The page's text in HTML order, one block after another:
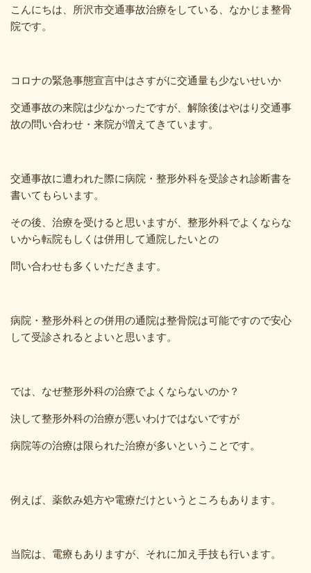
こんにちは、所沢市交通事故治療をしている、なかじま整骨
院です。
コロナの緊急事態宣言中はさすがに交通量も少ないせいか
交通事故の来院は少なかったですが、解除後はやはり交通事
故の問い合わせ・来院が増えてきています。
交通事故に遭われた際に病院・整形外科を受診され診断書を
書いてもらいます。
その後、治療を受けると思いますが、整形外科でよくならな
いから転院もしくは併用して通院したいとの
問い合わせも多くいただきます。
病院・整形外科との併用の通院は整骨院は可能ですので安心
して受診されるとよいと思います。
では、なぜ整形外科の治療でよくならないのか？
決して整形外科の治療が悪いわけではないですが
病院等の治療は限られた治療が多いということです。
例えば、薬飲み処方や電療だけというところもあります。
当院は、電療もありますが、それに加え手技も行います。